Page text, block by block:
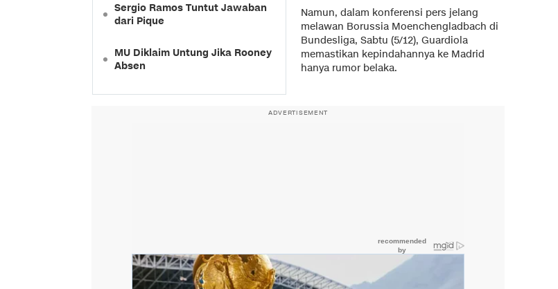
Sergio Ramos Tuntut Jawaban
dari Pique
MU Diklaim Untung Jika Rooney
Absen
Namun, dalam konferensi pers jelang
melawan Borussia Moenchengladbach di
Bundesliga, Sabtu (5/12), Guardiola
memastikan kepindahannya ke Madrid
hanya rumor belaka.
ADVERTISEMENT